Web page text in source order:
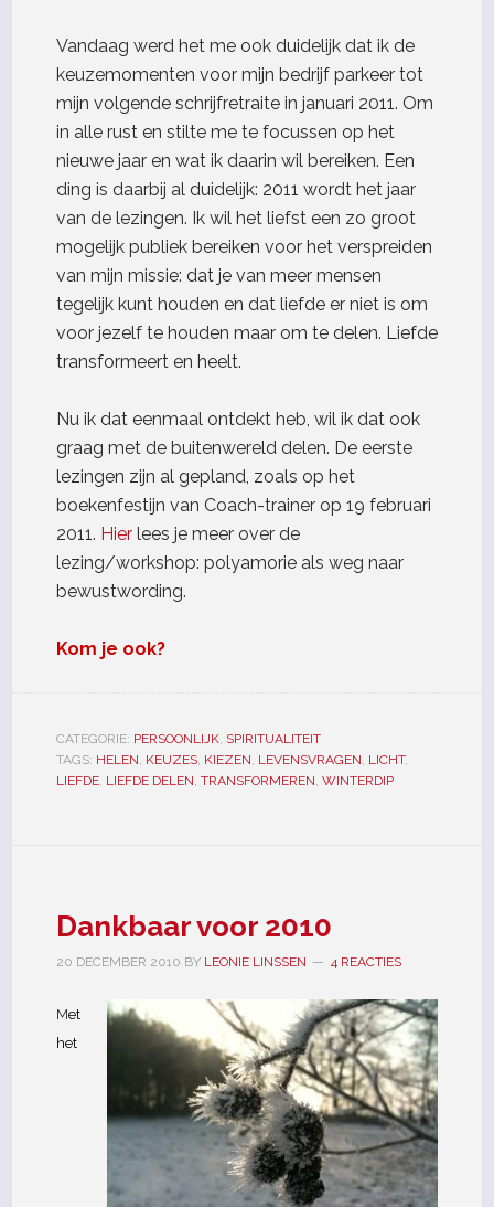
Vandaag werd het me ook duidelijk dat ik de
keuzemomenten voor mijn bedrijf parkeer tot
mijn volgende schrijfretraite in januari 2011. Om
in alle rust en stilte me te focussen op het
nieuwe jaar en wat ik daarin wil bereiken. Een
ding is daarbij al duidelijk: 2011 wordt het jaar
van de lezingen. Ik wil het liefst een zo groot
mogelijk publiek bereiken voor het verspreiden
van mijn missie: dat je van meer mensen
tegelijk kunt houden en dat liefde er niet is om
voor jezelf te houden maar om te delen. Liefde
transformeert en heelt.
Nu ik dat eenmaal ontdekt heb, wil ik dat ook
graag met de buitenwereld delen. De eerste
lezingen zijn al gepland, zoals op het
boekenfestijn van Coach-trainer op 19 februari
2011. Hierlees je meer over de
lezing/workshop: polyamorie als weg naar
bewustwording.
Kom je ook?
CATEGORIE: PERSOONLIJK, SPIRITUALITEIT
TAGS: HELEN, KEUZES, KIEZEN, LEVENSVRAGEN, LICHT,
LIEFDE, LIEFDE DELEN, TRANSFORMEREN, WINTERDIP
Dankbaar voor 2010
20 DECEMBER 2010 BY LEONIE LINSSEN 4 REACTIES
Met
het